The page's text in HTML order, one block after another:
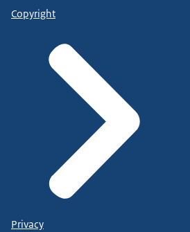
Copyright
Privacy